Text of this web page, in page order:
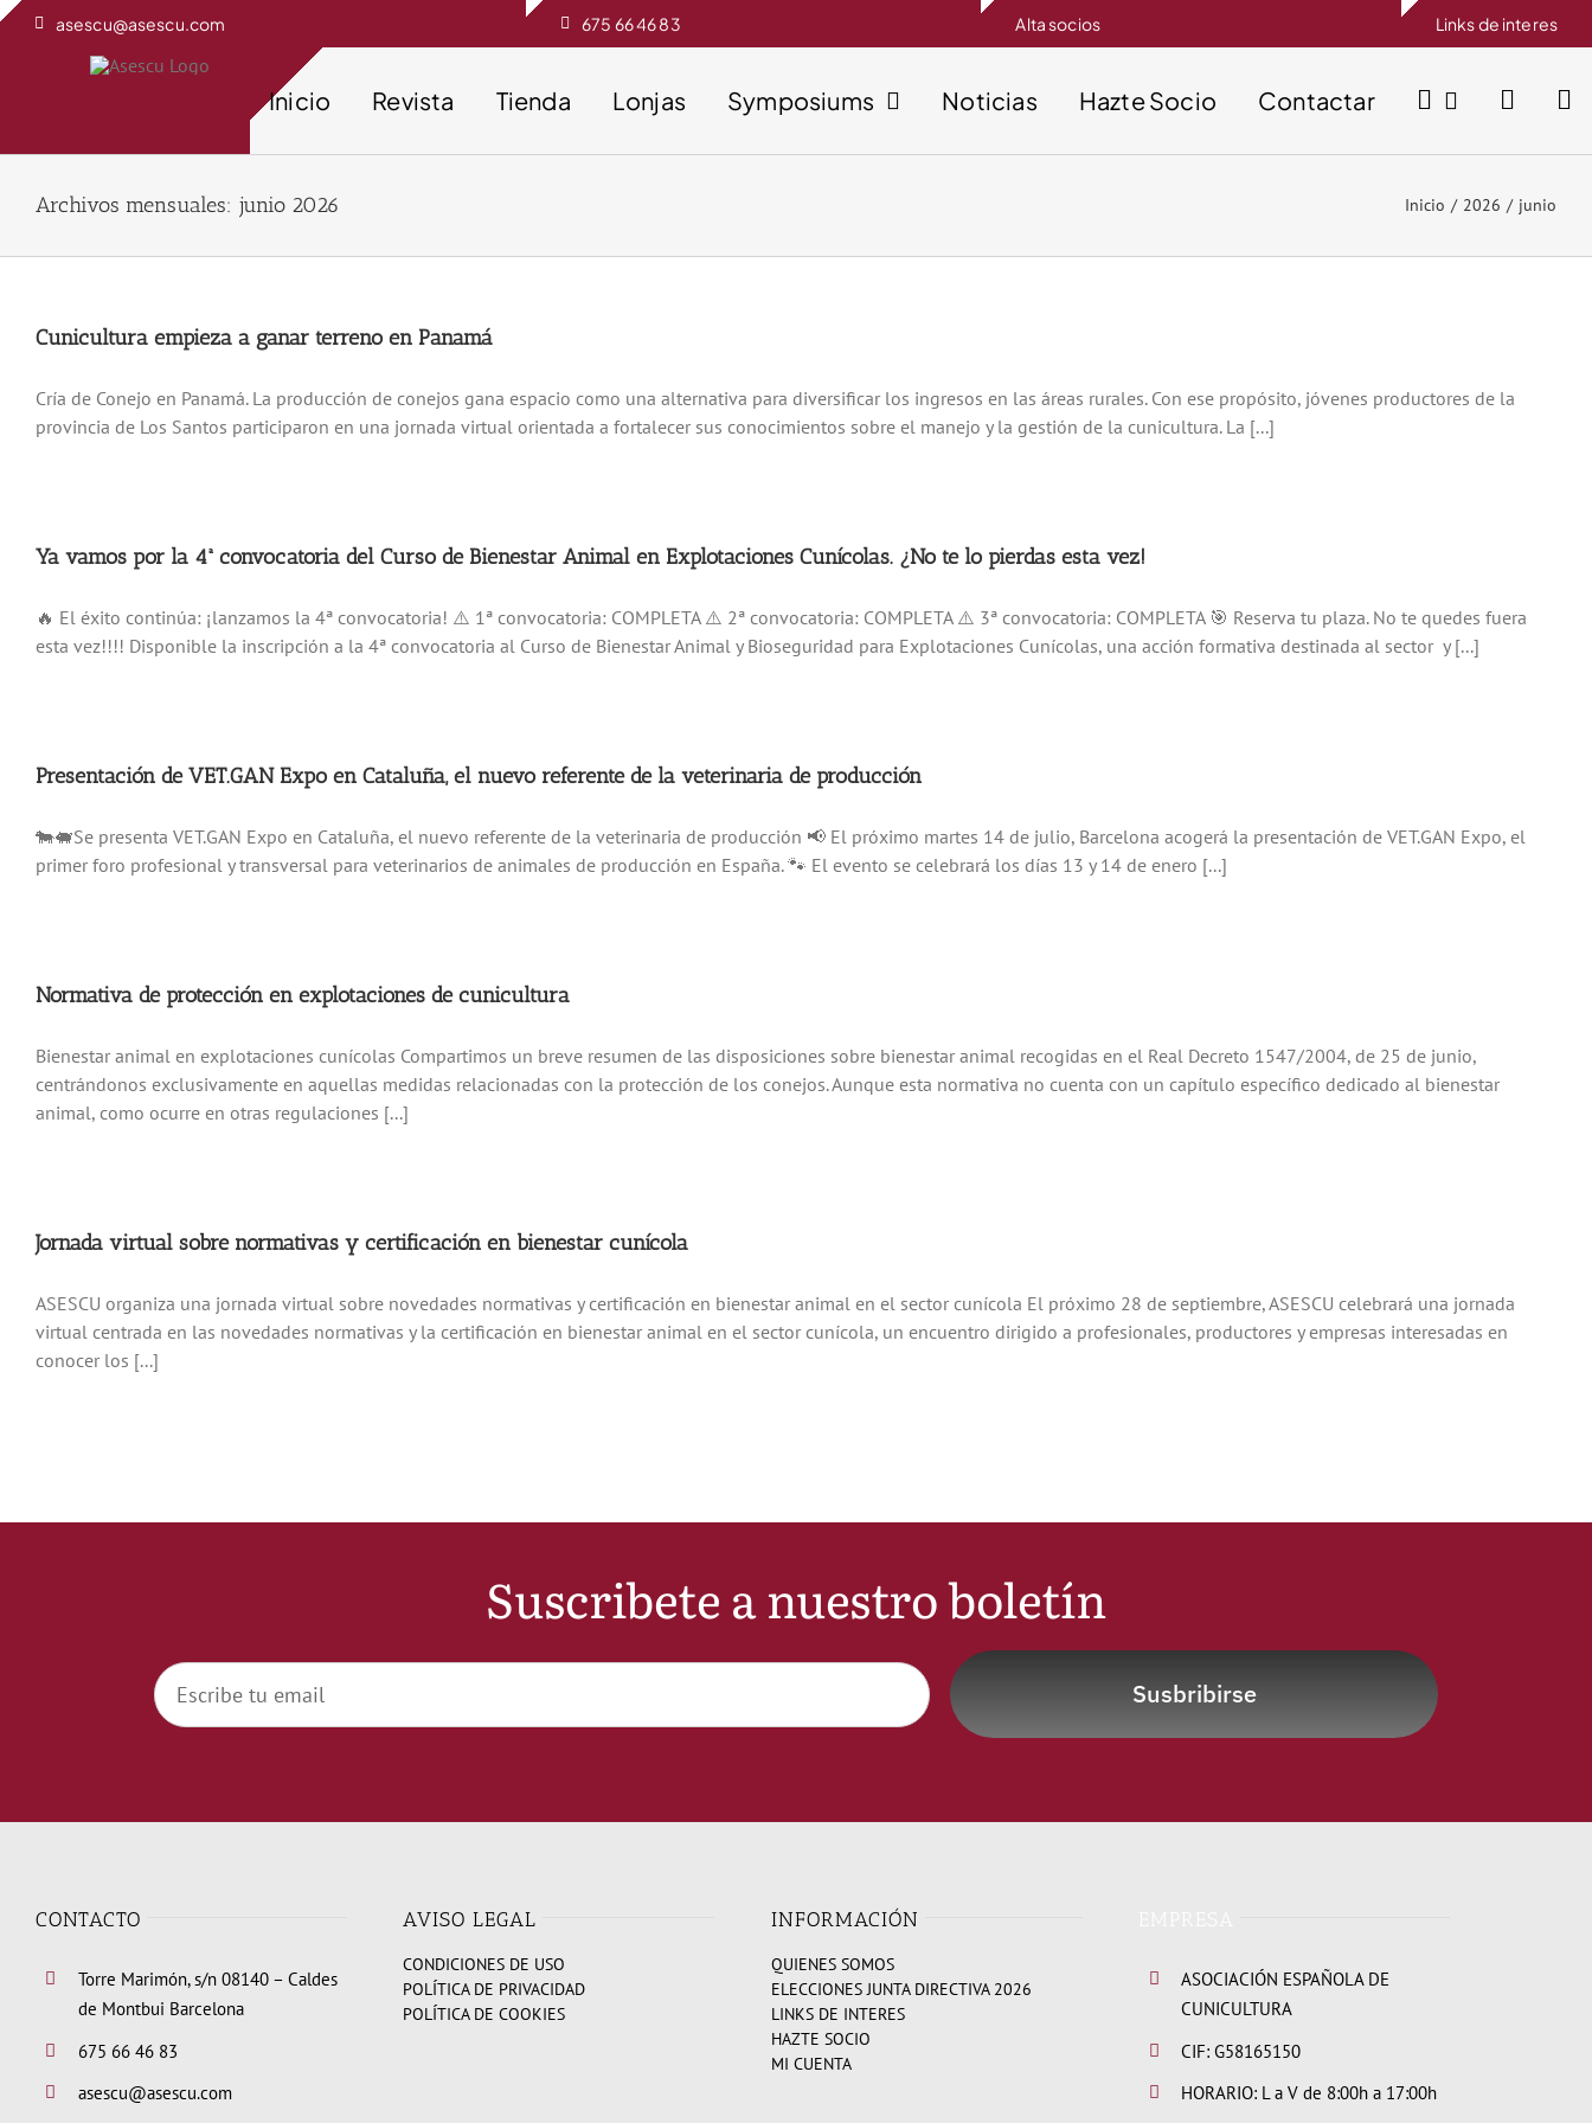
Saltar
asescu@asescu.com 675 66 46 83 Alta socios Links de interes
Inicio Revista Tienda Lonjas Symposiums Noticias Hazte Socio Contactar
Archivos mensuales: junio 2026 Inicio 2026 junio
Cunicultura empieza a ganar terreno en Panamá
Cría de Conejo en Panamá. La producción de conejos gana espacio como una alternativa para diversificar los ingresos en las áreas rurales. Con ese propósito, jóvenes productores de la
provincia de Los Santos participaron en una jornada virtual orientada a fortalecer sus conocimientos sobre el manejo y la gestión de la cunicultura. La [...]
Ya vamos por la 4ª convocatoria del Curso de Bienestar Animal en Explotaciones Cunícolas. ¿No te lo pierdas esta vez!
🔥 El éxito continúa: ¡lanzamos la 4ª convocatoria! ⚠️ 1ª convocatoria: COMPLETA ⚠️ 2ª convocatoria: COMPLETA ⚠️ 3ª convocatoria: COMPLETA 🎯 Reserva tu plaza. No te quedes fuera
esta vez!!!! Disponible la inscripción a la 4ª convocatoria al Curso de Bienestar Animal y Bioseguridad para Explotaciones Cunícolas, una acción formativa destinada al sector y [...]
Presentación de VET.GAN Expo en Cataluña, el nuevo referente de la veterinaria de producción
🐄🐖Se presenta VET.GAN Expo en Cataluña, el nuevo referente de la veterinaria de producción 📢 El próximo martes 14 de julio, Barcelona acogerá la presentación de VET.GAN Expo, el
primer foro profesional y transversal para veterinarios de animales de producción en España. 🐾 El evento se celebrará los días 13 y 14 de enero [...]
Normativa de protección en explotaciones de cunicultura
Bienestar animal en explotaciones cunícolas Compartimos un breve resumen de las disposiciones sobre bienestar animal recogidas en el Real Decreto 1547/2004, de 25 de junio,
centrándonos exclusivamente en aquellas medidas relacionadas con la protección de los conejos. Aunque esta normativa no cuenta con un capítulo específico dedicado al bienestar
animal, como ocurre en otras regulaciones [...]
Jornada virtual sobre normativas y certificación en bienestar cunícola
ASESCU organiza una jornada virtual sobre novedades normativas y certificación en bienestar animal en el sector cunícola El próximo 28 de septiembre, ASESCU celebrará una jornada
virtual centrada en las novedades normativas y la certificación en bienestar animal en el sector cunícola, un encuentro dirigido a profesionales, productores y empresas interesadas en
conocer los [...]
Suscribete a nuestro boletín
Susbribirse
CONTACTO
Torre Marimón, s/n 08140 – Caldes
de Montbui Barcelona
675 66 46 83
asescu@asescu.com
AVISO LEGAL
CONDICIONES DE USO
POLÍTICA DE PRIVACIDAD
POLÍTICA DE COOKIES
INFORMACIÓN
QUIENES SOMOS
ELECCIONES JUNTA DIRECTIVA 2026
LINKS DE INTERES
HAZTE SOCIO
MI CUENTA
ASOCIACIÓN ESPAÑOLA DE
CUNICULTURA
CIF: G58165150
HORARIO: L a V de 8:00h a 17:00h